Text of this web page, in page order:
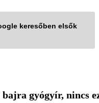
keresőben elsők
gyógyír, nincs